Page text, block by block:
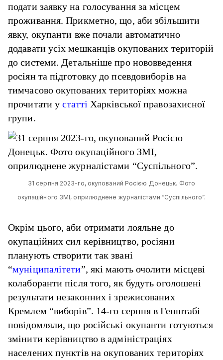
подати заявку на голосування за місцем
проживання. Прикметно, що, аби збільшити
явку, окупанти вже почали автоматично
додавати усіх мешканців окупованих територій
до системи. Детальніше про нововведення
росіян та підготовку до псевдовиборів на
тимчасово окупованих територіях можна
прочитати устатті Харківської правозахисної
групи.
31 серпня 2023-го, окупований Росією Донецьк. Фото
окупаційного ЗМІ, оприлюднене журналістами “Суспільного”.
Окрім цього, аби отримати лояльне до
окупаційних сил керівництво, росіяни
планують створити так звані
“муніципалітети”, які мають очолити місцеві
колаборанти після того, як будуть оголошені
результати незаконних і зрежисованих
Кремлем “виборів”. 14-го серпня в Генштабі
повідомляли, що російські окупанти готуються
змінити керівництво в адміністраціях
населених пунктів на окупованих територіях